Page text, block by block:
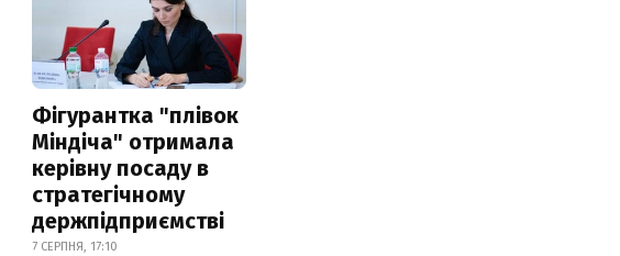
Фігурантка "плівок
Міндіча" отримала
керівну посаду в
стратегічному
держпідприємстві
7 СЕРПНЯ, 17:10